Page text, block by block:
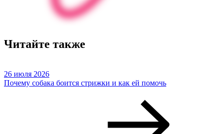
Читайте также
26 июля 2026
Почему собака боится стрижки и как ей помочь